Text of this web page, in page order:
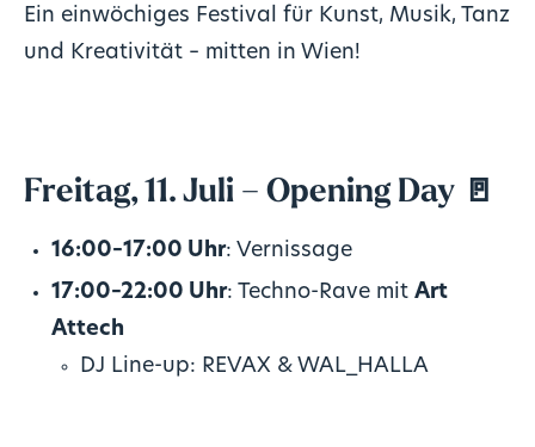
Ein einwöchiges Festival für Kunst, Musik, Tanz
und Kreativität – mitten in Wien!
Freitag, 11. Juli – Opening Day 🚪
16:00–17:00 Uhr: Vernissage
17:00–22:00 Uhr: Techno-Rave mitArt
Attech
DJ Line-up: REVAX & WAL_HALLA